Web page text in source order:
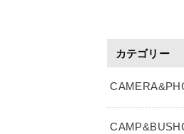
カテゴリー